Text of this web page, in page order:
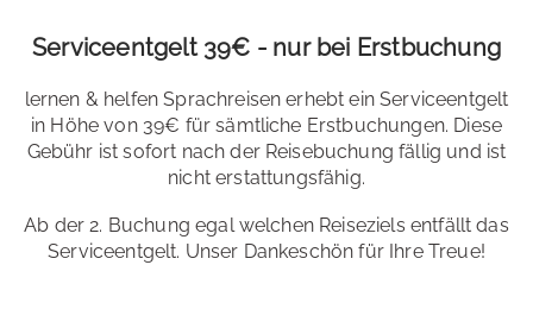
Serviceentgelt 39€ - nur bei Erstbuchung
lernen & helfen Sprachreisen erhebt ein Serviceentgelt
in Höhe von 39€ für sämtliche Erstbuchungen. Diese
Gebühr ist sofort nach der Reisebuchung fällig und ist
nicht erstattungsfähig.
Ab der 2. Buchung egal welchen Reiseziels entfällt das
Serviceentgelt. Unser Dankeschön für Ihre Treue!